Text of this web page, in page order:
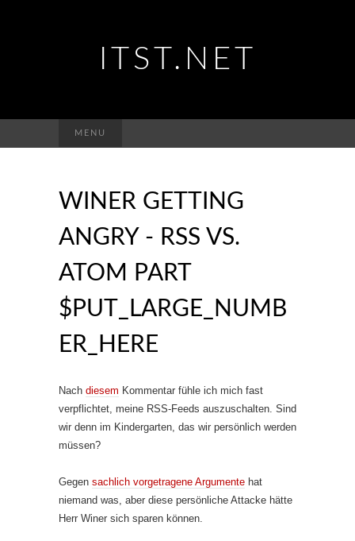
ITST.NET
MENU
nach:
WINER GETTING
ANGRY - RSS VS.
ATOM PART
$PUT_LARGE_NUMB
ER_HERE
Nach diesem Kommentar fühle ich mich fast
verpflichtet, meine RSS-Feeds auszuschalten. Sind
wir denn im Kindergarten, das wir persönlich werden
müssen?
Gegen sachlich vorgetragene Argumente hat
niemand was, aber diese persönliche Attacke hätte
Herr Winer sich sparen können.